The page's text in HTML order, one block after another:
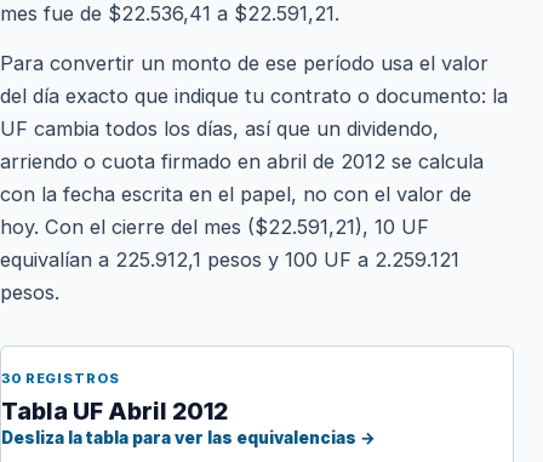
mes fue de $22.536,41 a $22.591,21.
Para convertir un monto de ese período usa el valor
del día exacto que indique tu contrato o documento: la
UF cambia todos los días, así que un dividendo,
arriendo o cuota firmado en abril de 2012 se calcula
con la fecha escrita en el papel, no con el valor de
hoy. Con el cierre del mes ($22.591,21), 10 UF
equivalían a 225.912,1 pesos y 100 UF a 2.259.121
pesos.
30 REGISTROS
Tabla UF Abril 2012
Desliza la tabla para ver las equivalencias →